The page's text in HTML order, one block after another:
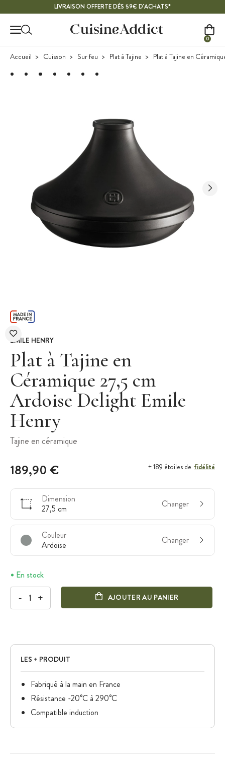
LIVRAISON OFFERTE DÈS 59€ D'ACHATS*
0
Accueil Cuisson Sur feu Plat à Tajine Plat à Tajine en
EMILE HENRY
Plat à Tajine en
Céramique 27,5 cm
Ardoise Delight Emile
Henry
Tajine en céramique
189,90 € + 189 étoiles de fidélité
Dimension
27,5 cm
Changer
Couleur
Ardoise
Changer
En stock
- + AJOUTER AU PANIER
LES + PRODUIT
Fabriqué à la main en France
Résistance -20°C à 290°C
Compatible induction